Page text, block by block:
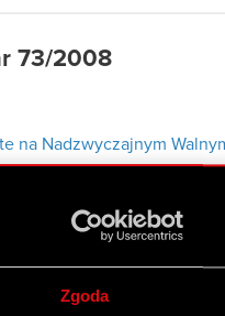
Zgoda
73/2008
na Nadzwyczajnym
71/2008